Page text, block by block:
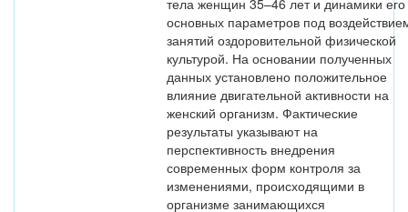
тела женщин 35–46 лет и динамики его
основных параметров под
занятий оздоровительной физической
культурой. На основании полученных
данных установлено положительное
влияние двигательной активности на
женский организм. Фактические
результаты указывают на
перспективность внедрения
современных форм контроля за
изменениями, происходящими в
организме занимающихся